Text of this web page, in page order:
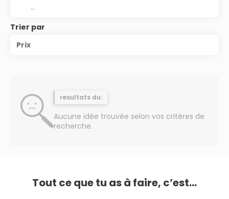
Trier par
Prix
resultats du:
Aucune idée trouvée selon vos critères de
recherche.
Tout ce que tu as à faire, c’est...